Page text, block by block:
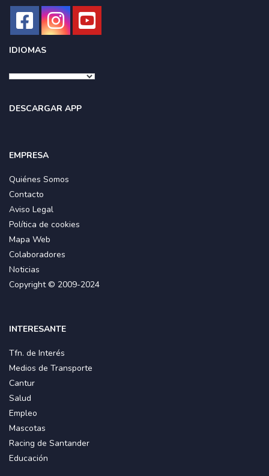
IDIOMAS
DESCARGAR APP
EMPRESA
Quiénes Somos
Contacto
Aviso Legal
Política de cookies
Mapa Web
Colaboradores
Noticias
Copyright © 2009-2024
INTERESANTE
Tfn. de Interés
Medios de Transporte
Cantur
Salud
Empleo
Mascotas
Racing de Santander
Educación